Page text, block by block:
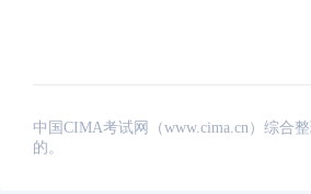
中国CIMA考试网（www.cima.cn）综合
的。